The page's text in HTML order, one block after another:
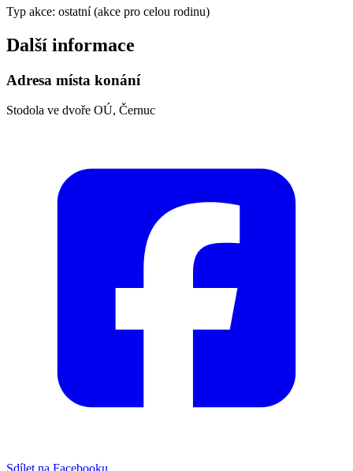
Typ akce: ostatní (akce pro celou rodinu)
Další informace
Adresa místa konání
Stodola ve dvoře OÚ, Černuc